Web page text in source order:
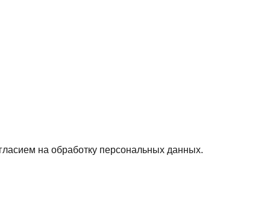
на обработку персональных данных.